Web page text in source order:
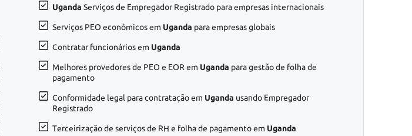
Uganda Serviços de Empregador Registrado para empresas internacionais
Serviços PEO econômicos em Uganda para empresas globais
Contratar funcionários em Uganda
Melhores provedores de PEO e EOR em Uganda para gestão de folha de
pagamento
Conformidade legal para contratação em Uganda usando Empregador
Registrado
Terceirização de serviços de RH e folha de pagamento em Uganda